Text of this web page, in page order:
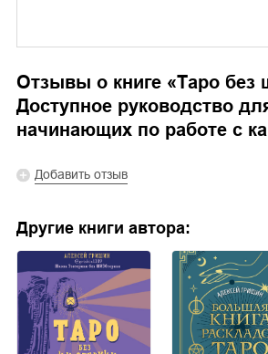
Отзывы о книге «Таро без
Доступное руководство
начинающих по работе с
Добавить отзыв
Другие книги автора: